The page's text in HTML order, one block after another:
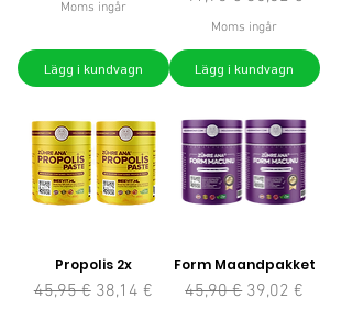
Moms ingår
Lägg i kundvagn
Moms ingår
Lägg i kundvagn
Propolis 2x
Ordinarie pris
45,95 € Reapris
38,14 €
Form Maandpakket
Ordinarie pris
45,90 € Reapris
39,02 €